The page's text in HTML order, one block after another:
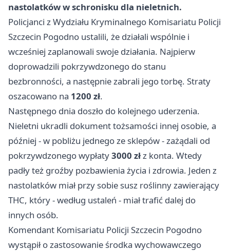
nastolatków w schronisku dla nieletnich.
Policjanci z Wydziału Kryminalnego Komisariatu Policji
Szczecin Pogodno ustalili, że działali wspólnie i
wcześniej zaplanowali swoje działania. Najpierw
doprowadzili pokrzywdzonego do stanu
bezbronności, a następnie zabrali jego torbę. Straty
oszacowano na 1200 zł.
Następnego dnia doszło do kolejnego uderzenia.
Nieletni ukradli dokument tożsamości innej osobie, a
później - w pobliżu jednego ze sklepów - zażądali od
pokrzywdzonego wypłaty3000 złz konta. Wtedy
padły też groźby pozbawienia życia i zdrowia. Jeden z
nastolatków miał przy sobie susz roślinny zawierający
THC, który - według ustaleń - miał trafić dalej do
innych osób.
Komendant Komisariatu Policji Szczecin Pogodno
wystąpił o zastosowanie środka wychowawczego